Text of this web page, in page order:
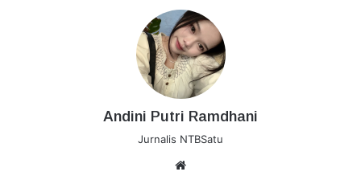
Andini Putri Ramdhani
Jurnalis NTBSatu